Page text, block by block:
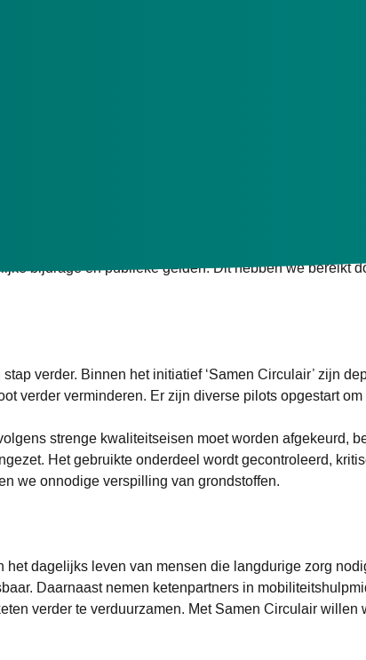
bijdrage en publieke gelden. Dit hebben we bereikt
verder. Binnen het initiatief ‘Samen Circulair’ zijn
verder verminderen. Er zijn diverse pilots opgestart
strenge kwaliteitseisen moet worden afgekeurd,
Het gebruikte onderdeel wordt gecontroleerd,
we onnodige verspilling van grondstoffen.
dagelijks leven van mensen die langdurige zorg
Daarnaast nemen ketenpartners in
verder te verduurzamen. Met Samen Circulair